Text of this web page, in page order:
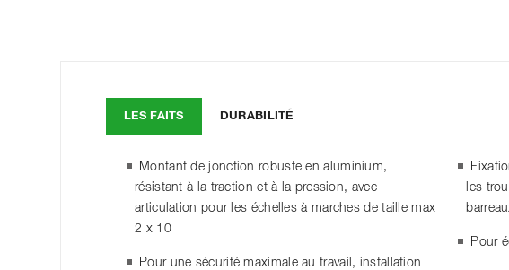
LES FAITS DURABILITÉ
Montant de jonction robuste en aluminium,
résistant à la traction et à la pression, avec
articulation pour les échelles à marches de taille max
2 x 10
Pour une sécurité maximale au travail, installation
les
Pour